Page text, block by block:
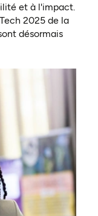
et à l'impact.
2025 de la
désormais